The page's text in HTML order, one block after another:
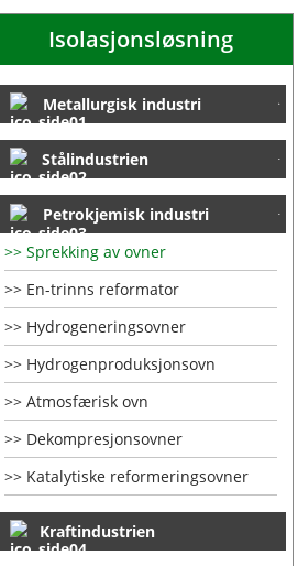
Isolasjonsløsning
Metallurgisk industri
Stålindustrien
Petrokjemisk industri
Sprekking av ovner
En-trinns reformator
Hydrogeneringsovner
Hydrogenproduksjonsovn
Atmosfærisk ovn
Dekompresjonsovner
Katalytiske reformeringsovner
Kraftindustrien